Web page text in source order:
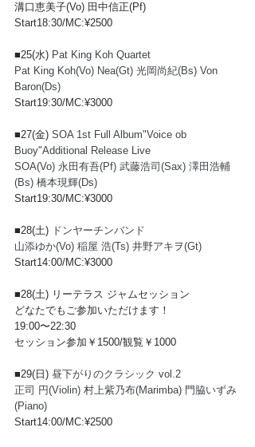
溝口恵美子(Vo) 田中信正(Pf)
Start18:30/MC:¥2500
■25(水) Pat King Koh Quartet
Pat King Koh(Vo) Nea(Gt) 光岡尚紀(Bs) Von
Baron(Ds)
Start19:30/MC:¥3000
■27(金) SOA 1st Full Album"Voice ob
Buoy"Additional Release Live
SOA(Vo) 永田有吾(Pf) 武藤浩司(Sax) 澤田浩輔
(Bs) 橋本現輝(Ds)
Start19:30/MC:¥3000
■28(土) ドンヤーチンバンド
山添ゆか(Vo) 稲屋 浩(Ts) 井野アキヲ(Gt)
Start14:00/MC:¥3000
■28(土) リーテラス ジャムセッション
どなたでもご参加いただけます！
19:00〜22:30
セッション参加￥1500/観覧￥1000
■29(日) 昼下がりのクラシック vol.2
正司 円(Violin) 村上紫乃布(Marimba) 門脇いずみ
(Piano)
Start14:00/MC:¥2500